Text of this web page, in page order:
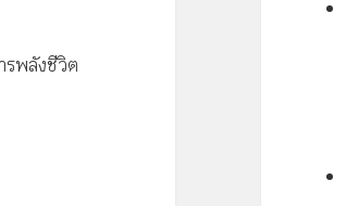
รพลังชีวิต